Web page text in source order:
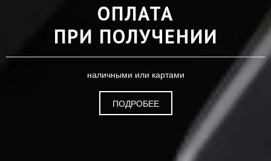
ОПЛАТА
ПРИ ПОЛУЧЕНИИ
наличными или картами
ПОДРОБЕЕ